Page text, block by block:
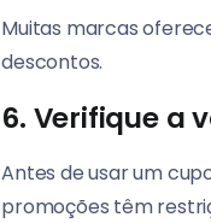
Muitas marcas
descontos.
6. Verifique a
Antes de usar um
promoções têm